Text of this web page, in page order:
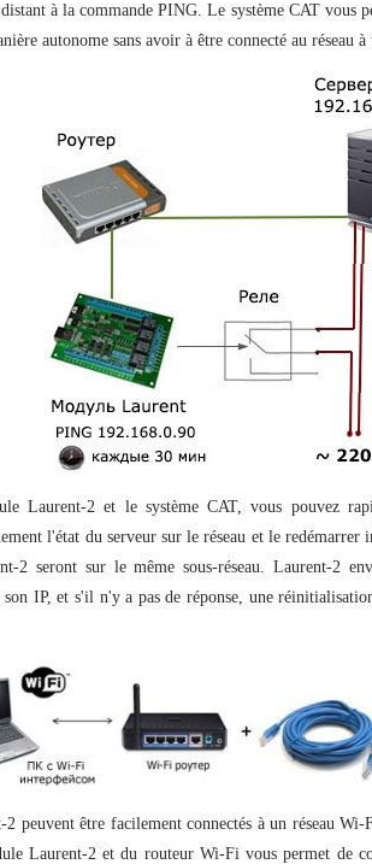
à la commande PING. Le système CAT vous
autonome sans avoir à être connecté au réseau
Laurent-2 et le système CAT, vous pouvez
l'état du serveur sur le réseau et le redémarrer
2 seront sur le même sous-réseau. Laurent-2
IP, et s'il n'y a pas de réponse, une
2 peuvent être facilement connectés à un réseau
Laurent-2 et du routeur Wi-Fi vous permet de